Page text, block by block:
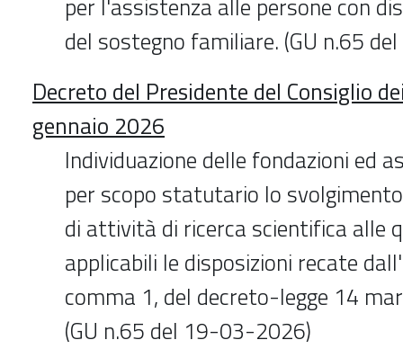
del sostegno familiare. (GU n.65
Decreto del Presidente del Consiglio
gennaio 2026
Individuazione delle fondazioni ed
per scopo statutario lo
di attività di ricerca scientifica alle
applicabili le disposizioni recate
comma 1, del decreto-legge 14
(GU n.65 del 19-03-2026)